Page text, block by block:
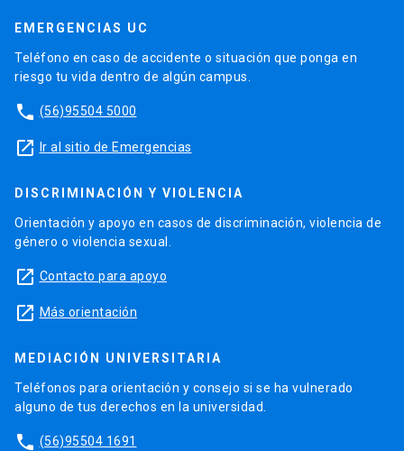
EMERGENCIAS UC
Teléfono en caso de accidente o situación que ponga en
riesgo tu vida dentro de algún campus.
phone (56)95504 5000
launch Ir al sitio de Emergencias
DISCRIMINACIÓN Y VIOLENCIA
Orientación y apoyo en casos de discriminación, violencia de
género o violencia sexual.
launch Contacto para apoyo
launch Más orientación
MEDIACIÓN UNIVERSITARIA
Teléfonos para orientación y consejo si se ha vulnerado
alguno de tus derechos en la universidad.
phone (56)95504 1691